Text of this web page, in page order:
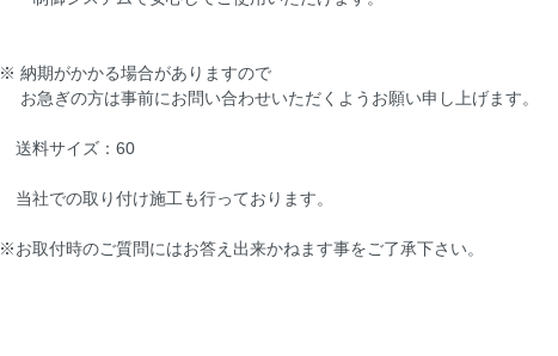
※ 納期がかかる場合がありますので
お急ぎの方は事前にお問い合わせいただくようお願い申し上げます。
送料サイズ：60
当社での取り付け施工も行っております。
※お取付時のご質問にはお答え出来かねます事をご了承下さい。